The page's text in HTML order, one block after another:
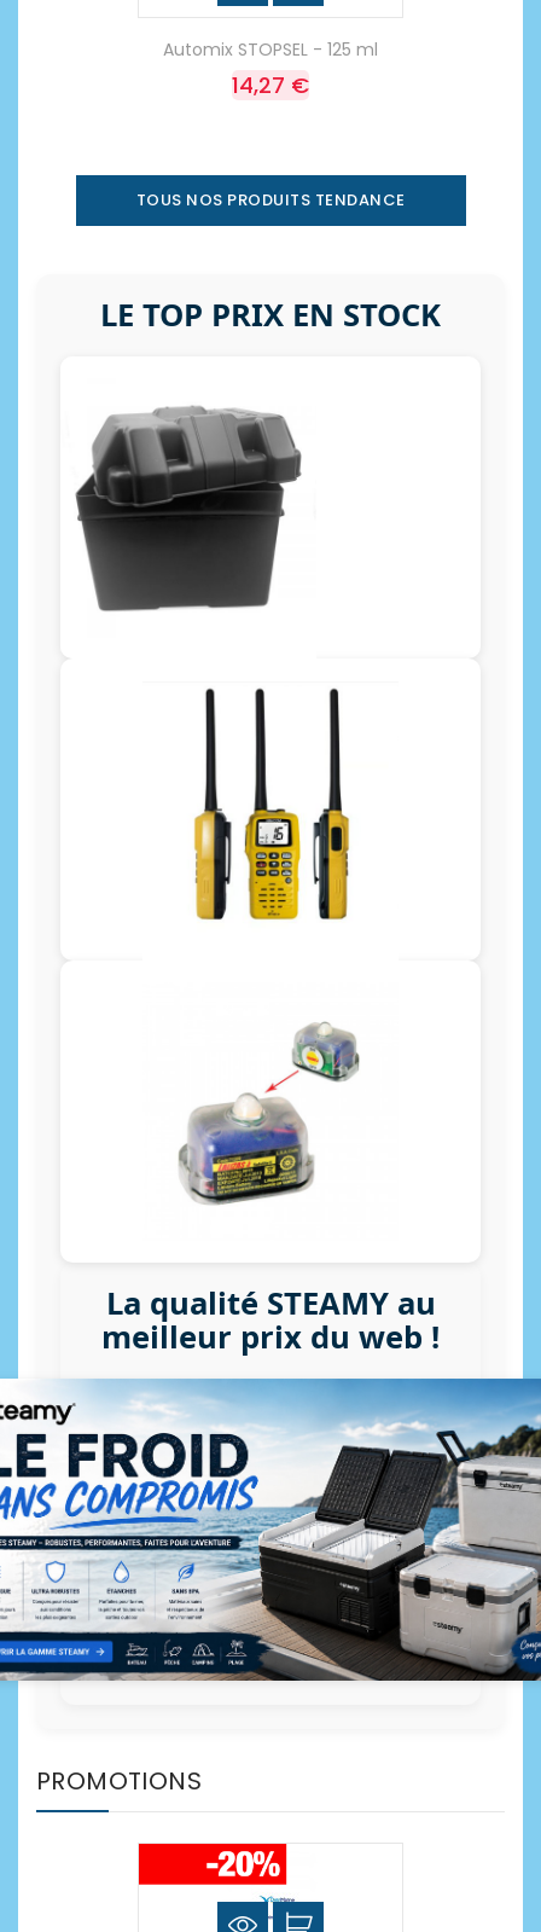
Automix STOPSEL - 125 ml
14,27 €
TOUS NOS PRODUITS TENDANCE
LE TOP PRIX EN STOCK
La qualité STEAMY au
meilleur prix du web !
PROMOTIONS